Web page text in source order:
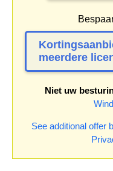
meerdere
Niet uw
See additional offer